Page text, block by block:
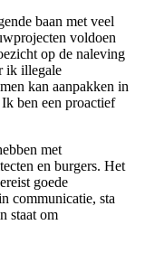
baan met veel
voldoen
op de naleving
ik illegale
kan aanpakken in
ben een proactief
met
en burgers. Het
goede
communicatie, sta
staat om